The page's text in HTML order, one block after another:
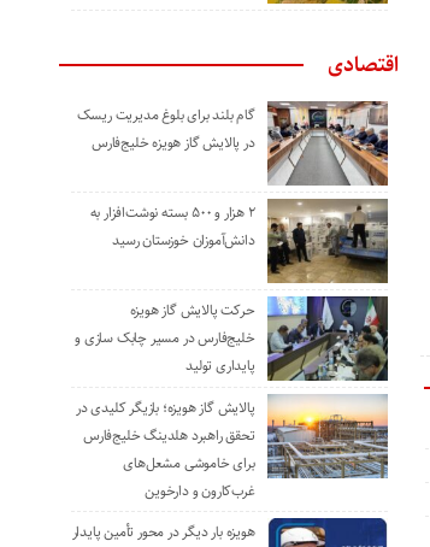
اقتصادی
گام بلند برای بلوغ مدیریت ریسک
در پالایش گاز هویزه خلیج‌فارس
۲ هزار و ۵۰۰ بسته نوشت‌افزار به
دانش‌آموزان خوزستان رسید
حرکت پالایش گاز هویزه
خلیج‌فارس در مسیر چابک سازی و
پایداری تولید
پالایش گاز هویزه؛ بازیگر کلیدی در
تحقق راهبرد هلدینگ خلیج‌فارس
برای خاموشی مشعل‌های
غرب‌کارون و دارخوین
هویزه بار دیگر در محور تأمین پایدار